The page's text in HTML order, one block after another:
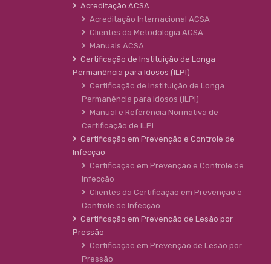
Acreditação ACSA
Acreditação Internacional ACSA
Clientes da Metodologia ACSA
Manuais ACSA
Certificação de Instituição de Longa
Permanência para Idosos (ILPI)
Certificação de Instituição de Longa
Permanência para Idosos (ILPI)
Manual e Referência Normativa de
Certificação de ILPI
Certificação em Prevenção e Controle de
Infecção
Certificação em Prevenção e Controle de
Infecção
Clientes da Certificação em Prevenção e
Controle de Infecção
Certificação em Prevenção de Lesão por
Pressão
Certificação em Prevenção de Lesão por
Pressão